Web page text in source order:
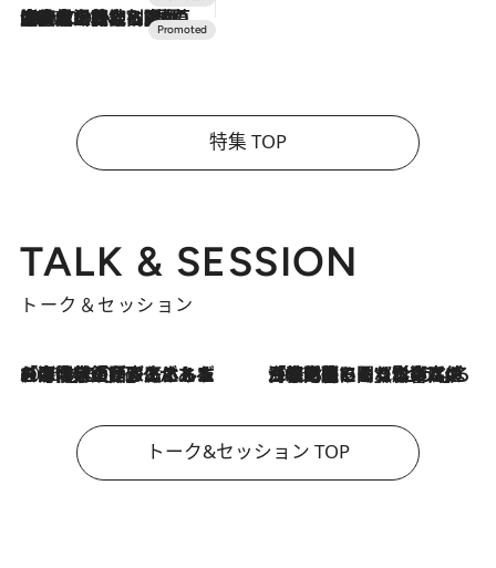
2026.7.10
NEW OPEN！【界 草津】名湯の地に誕生。趣の異なる2種の温泉と上州ならではの会席・蕎麦割烹など美食を味わう究極の癒やし旅
特集 TOP
TALK & SESSION
トーク＆セッション
2026.8.3
「今後値上げがあるとすれば…」「リスクがあるのは今年の冬」エネルギー専門家が語る、ホルムズ海峡封鎖が家庭にもたらす“ある心配” 2026.8.3
「住宅建てられない…」「サーチャージ料の高値が続いている」ホルムズ海峡封鎖による影響はいつまで続く？《エネルギー専門家に聞く“どうなる日本の暮らし”》
トーク&セッション TOP